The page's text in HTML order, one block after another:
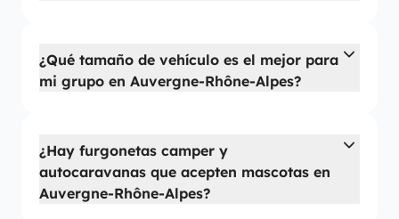
¿Qué tamaño de vehículo es el mejor para
mi grupo en Auvergne-Rhône-Alpes?
¿Hay furgonetas camper y
autocaravanas que acepten mascotas en
Auvergne-Rhône-Alpes?